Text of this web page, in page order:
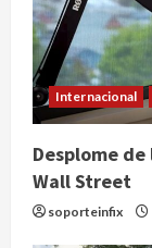
Internacional
Desplome
Wall Street
soporteinfix